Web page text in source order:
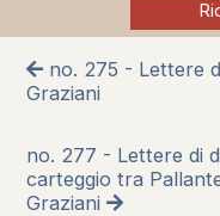
no. 275 - Lettere
Graziani
no. 277 - Lettere di
carteggio tra
Graziani